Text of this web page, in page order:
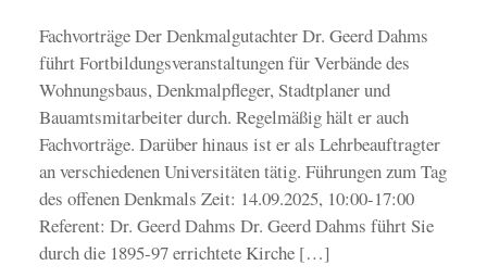
Fachvorträge Der Denkmalgutachter Dr. Geerd Dahms
führt Fortbildungsveranstaltungen für Verbände des
Wohnungsbaus, Denkmalpfleger, Stadtplaner und
Bauamtsmitarbeiter durch. Regelmäßig hält er auch
Fachvorträge. Darüber hinaus ist er als Lehrbeauftragter
an verschiedenen Universitäten tätig. Führungen zum Tag
des offenen Denkmals Zeit: 14.09.2025, 10:00-17:00
Referent: Dr. Geerd Dahms Dr. Geerd Dahms führt Sie
durch die 1895-97 errichtete Kirche […]